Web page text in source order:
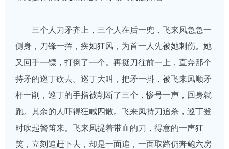
三个人刀矛齐上，三个人在后一兜，飞来凤急急一
侧身，刀锋一挥，疾如狂风，为首一人先被她刺伤。她
又回手一镖，打倒了一个。再挺刀往前一上，直奔那个
持矛的巡丁砍去。巡丁大叫，把矛一抖，被飞来凤顺矛
杆一削，巡丁的手指被削断了三个，惨号一声，回身就
跑。其余的人吓得狂喊四散。飞来凤持刀追杀，巡丁登
时吹起警笛来。飞来凤提着带血的刀，得意的一声狂
笑，立刻追赶下去，却是一面追，一面取路仍奔鲍六房